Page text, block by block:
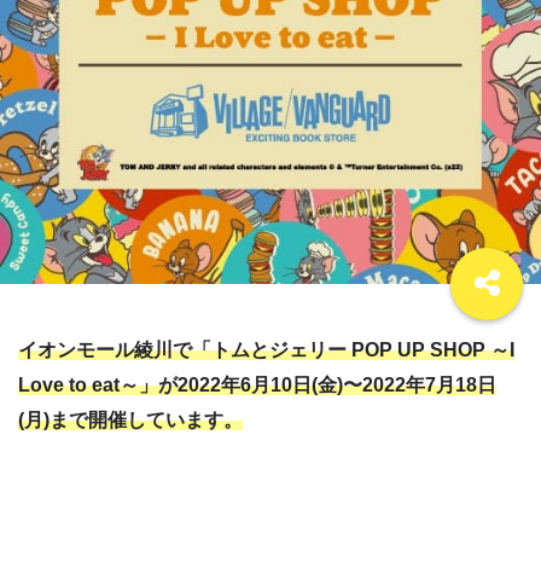
イオンモール綾川で「トムとジェリー POP UP SHOP ～I
Love to eat～」が2022年6月10日(金)〜2022年7月18日
(月)まで開催しています。